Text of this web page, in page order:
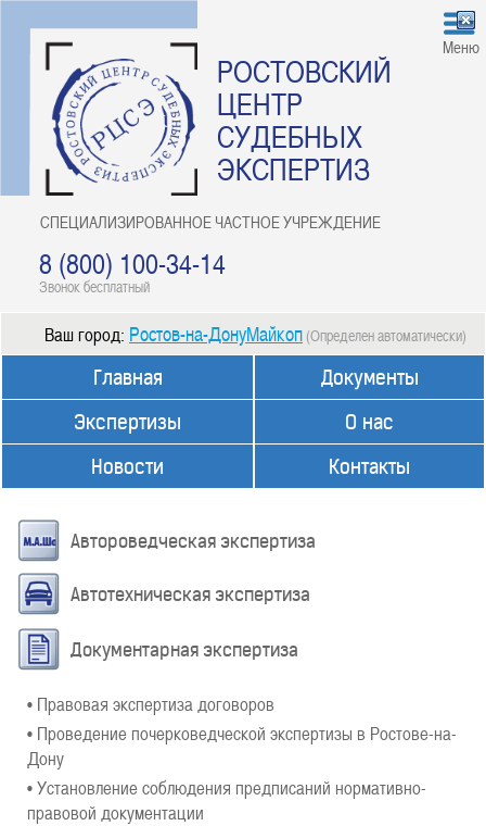
РОСТОВСКИЙ
ЦЕНТР
СУДЕБНЫХ
ЭКСПЕРТИЗ
СПЕЦИАЛИЗИРОВАННОЕ ЧАСТНОЕ УЧРЕЖДЕНИЕ
8 (800) 100-34-14
Звонок бесплатный
Меню
Ваш город: Ростов-на-ДонуМайкоп (Определен автоматически)
Главная
Экспертизы
Новости
Документы
О нас
Контакты
Автороведческая экспертиза
Автотехническая экспертиза
Документарная экспертиза
• Правовая экспертиза договоров
• Проведение почерковедческой экспертизы в Ростове-на-
Дону
• Установление соблюдения предписаний нормативно-
правовой документации